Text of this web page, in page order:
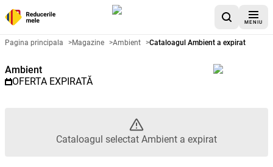
MENIU
Catalog promoțional Ambient
Pagina principala >Magazine >Ambient >Cataloagul Ambient a expirat
Ambient
OFERTA EXPIRATĂ
Cataloagul selectat Ambient a expirat